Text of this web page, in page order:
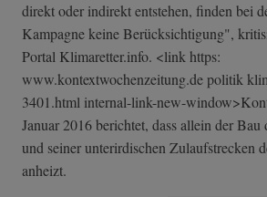
direkt oder indirekt entstehen, finden bei
Kampagne keine Berücksichtigung",
Portal Klimaretter.info. <link https:
www.kontextwochenzeitung.de politik
3401.h­tml internal-link-n­ew-
Januar 2016 berichtet, dass allein der
und seiner unterirdischen Zulaufstrecken
anheizt.